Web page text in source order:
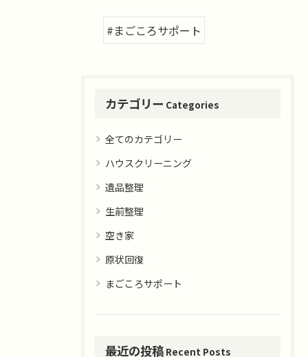
#まごころサポート
カテゴリー Categories
全てのカテゴリー
ハウスクリーニング
遺品整理
生前整理
空き家
原状回復
まごころサポート
最近の投稿 Recent Posts